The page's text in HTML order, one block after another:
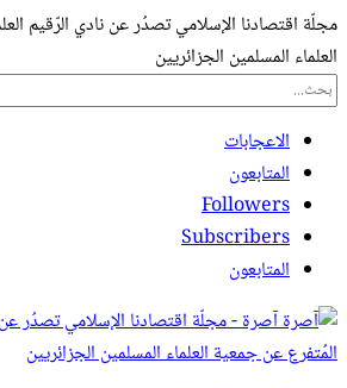
مجلّة اقتصادنا الإسلامي تصدُر عن نادي الرّقيم
العلماء المسلمين الجزائريين
الاعجابات
المتابعون
Followers
Subscribers
المتابعون
آصرة - مجلّة اقتصادنا الإسلامي تصدُر عن
المُتفرع عن جمعية العلماء المسلمين الجزائريين